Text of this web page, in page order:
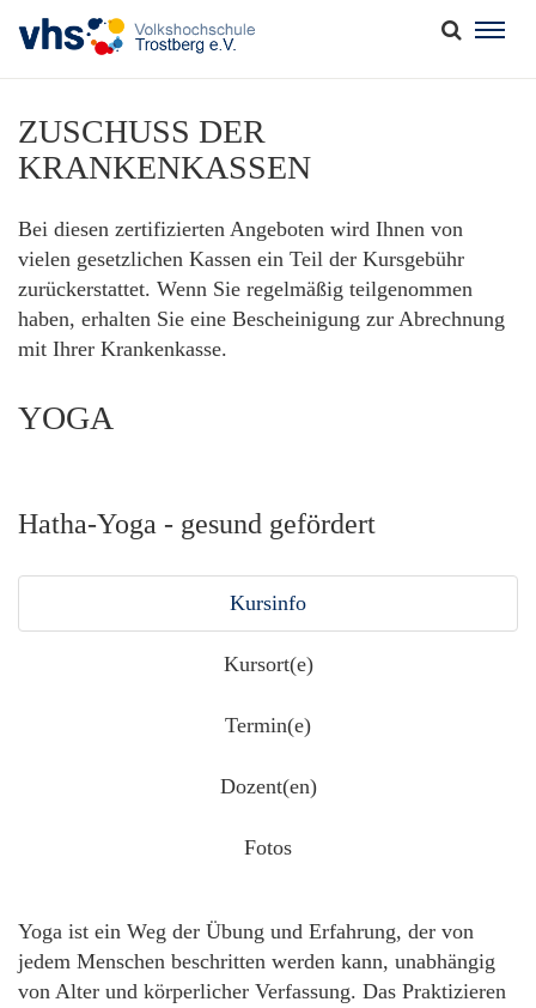
ZUSCHUSS DER
KRANKENKASSEN
Bei diesen zertifizierten Angeboten wird Ihnen von
vielen gesetzlichen Kassen ein Teil der Kursgebühr
zurückerstattet. Wenn Sie regelmäßig teilgenommen
haben, erhalten Sie eine Bescheinigung zur Abrechnung
mit Ihrer Krankenkasse.
YOGA
Hatha-Yoga - gesund gefördert
Kursinfo
Kursort(e)
Termin(e)
Dozent(en)
Fotos
Yoga ist ein Weg der Übung und Erfahrung, der von
jedem Menschen beschritten werden kann, unabhängig
von Alter und körperlicher Verfassung. Das Praktizieren